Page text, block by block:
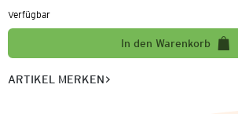
Verfügbar
In den Warenkorb
ARTIKEL MERKEN